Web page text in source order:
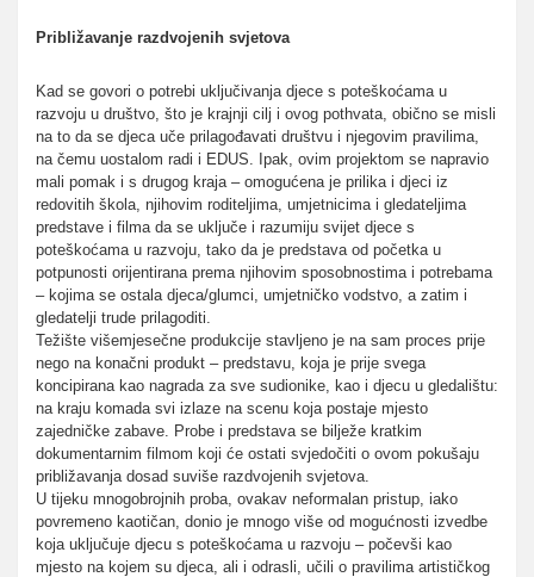
Približavanje razdvojenih svjetova
Kad se govori o potrebi uključivanja djece s poteškoćama u
razvoju u društvo, što je krajnji cilj i ovog pothvata, obično se misli
na to da se djeca uče prilagođavati društvu i njegovim pravilima,
na čemu uostalom radi i EDUS. Ipak, ovim projektom se napravio
mali pomak i s drugog kraja – omogućena je prilika i djeci iz
redovitih škola, njihovim roditeljima, umjetnicima i gledateljima
predstave i filma da se uključe i razumiju svijet djece s
poteškoćama u razvoju, tako da je predstava od početka u
potpunosti orijentirana prema njihovim sposobnostima i potrebama
– kojima se ostala djeca/glumci, umjetničko vodstvo, a zatim i
gledatelji trude prilagoditi.
Težište višemjesečne produkcije stavljeno je na sam proces prije
nego na konačni produkt – predstavu, koja je prije svega
koncipirana kao nagrada za sve sudionike, kao i djecu u gledalištu:
na kraju komada svi izlaze na scenu koja postaje mjesto
zajedničke zabave. Probe i predstava se bilježe kratkim
dokumentarnim filmom koji će ostati svjedočiti o ovom pokušaju
približavanja dosad suviše razdvojenih svjetova.
U tijeku mnogobrojnih proba, ovakav neformalan pristup, iako
povremeno kaotičan, donio je mnogo više od mogućnosti izvedbe
koja uključuje djecu s poteškoćama u razvoju – počevši kao
mjesto na kojem su djeca, ali i odrasli, učili o pravilima artističkog